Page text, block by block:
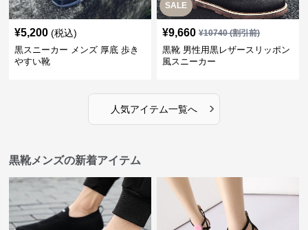
¥5,200 (税込)
黒スニーカー メンズ 厚底 歩き
やすい靴
SALE
¥9,660 ¥10740(割引前)
黒靴 男性用黒レザースリッポン
風スニーカー
人気アイテム一覧へ ›
黒靴メンズの新着アイテム